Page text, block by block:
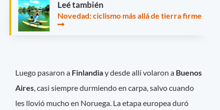
Leé también
Novedad: ciclismo más allá de tierra firme
Luego pasaron a Finlandiay desde allí volaron a Buenos
Aires , casi siempre durmiendo en carpa, salvo cuando
les llovió mucho en Noruega. La etapa europea duró